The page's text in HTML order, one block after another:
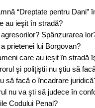
“Dreptate pentru Dani”
au ieşit în stradă?
Spânzurarea
prietenei lui Borgovan?
care au ieşit în stradă
şi poliţiştii nu ştiu să
să facă o încadrare
nu va şti să judece în
Codului Penal?